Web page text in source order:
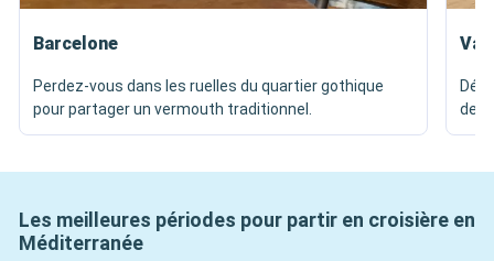
Barcelone
Perdez-vous dans les ruelles du quartier gothique
pour partager un vermouth traditionnel.
de
Les meilleures périodes pour partir en croisière en
Méditerranée